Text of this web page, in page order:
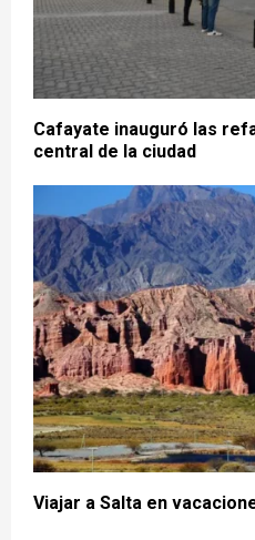
Cafayate inauguró las
central de la ciudad
Viajar a Salta en